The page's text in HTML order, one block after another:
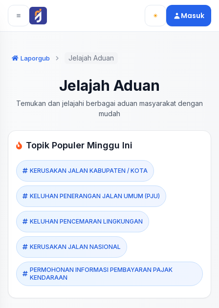
Langsung ke konten utama
Langsung ke navigasi
Masuk
Laporgub Jelajah Aduan
Jelajah Aduan
Temukan dan jelajahi berbagai aduan masyarakat dengan
mudah
Topik Populer Minggu Ini
KERUSAKAN JALAN KABUPATEN / KOTA
KELUHAN PENERANGAN JALAN UMUM (PJU)
KELUHAN PENCEMARAN LINGKUNGAN
KERUSAKAN JALAN NASIONAL
PERMOHONAN INFORMASI PEMBAYARAN PAJAK
KENDARAAN